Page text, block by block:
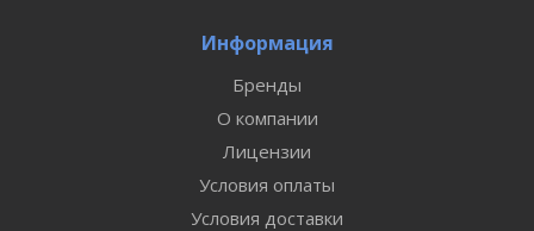
Информация
Бренды
О компании
Лицензии
Условия оплаты
Условия доставки